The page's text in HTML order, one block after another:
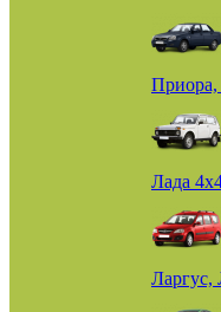
Приора,
Лада
Ларгус,